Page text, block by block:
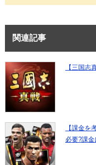
関連記事
【三国志
【課金を
必要?課